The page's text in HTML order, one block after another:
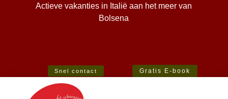
Actieve vakanties in Italië aan het meer van
Bolsena
Snel contact Gratis E-book